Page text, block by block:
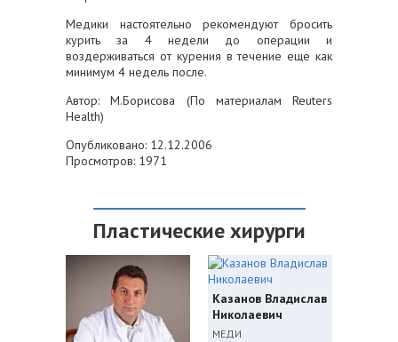
Медики настоятельно рекомендуют бросить
курить за 4 недели до операции и
воздерживаться от курения в течение еще как
минимум 4 недель после.
Автор: М.Борисова (По материалам Reuters
Health)
Опубликовано: 12.12.2006
Просмотров: 1971
Пластические хирурги
Казанов Владислав
Николаевич
МЕДИ